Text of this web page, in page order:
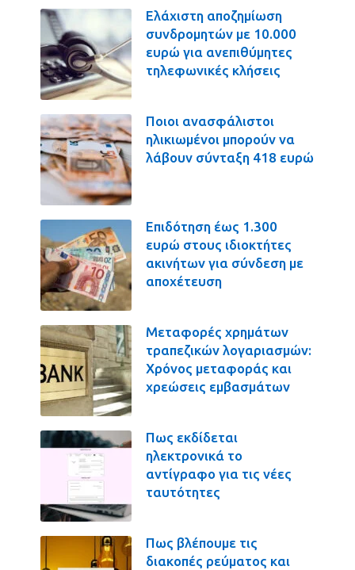
Ελάχιστη αποζημίωση
συνδρομητών με 10.000
ευρώ για ανεπιθύμητες
τηλεφωνικές κλήσεις
Ποιοι ανασφάλιστοι
ηλικιωμένοι μπορούν να
λάβουν σύνταξη 418 ευρώ
Επιδότηση έως 1.300
ευρώ στους ιδιοκτήτες
ακινήτων για σύνδεση με
αποχέτευση
Μεταφορές χρημάτων
τραπεζικών λογαριασμών:
Χρόνος μεταφοράς και
χρεώσεις εμβασμάτων
Πως εκδίδεται
ηλεκτρονικά το
αντίγραφο για τις νέες
ταυτότητες
Πως βλέπουμε τις
διακοπές ρεύματος και